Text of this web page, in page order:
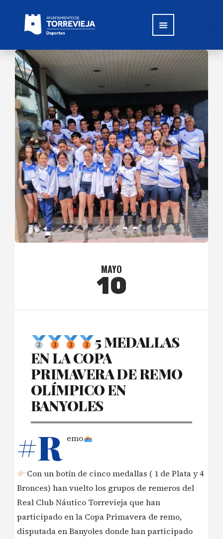
MAYO
10
5 MEDALLAS
EN LA COPA
PRIMAVERA DE REMO
OLÍMPICO EN
BANYOLES
#R emo
Con un botín de cinco medallas ( 1 de Plata y 4
Bronces) han vuelto los grupos de remeros del
Real Club Náutico Torrevieja que han
participado en la Copa Primavera de remo,
disputada en Banyoles donde han participado